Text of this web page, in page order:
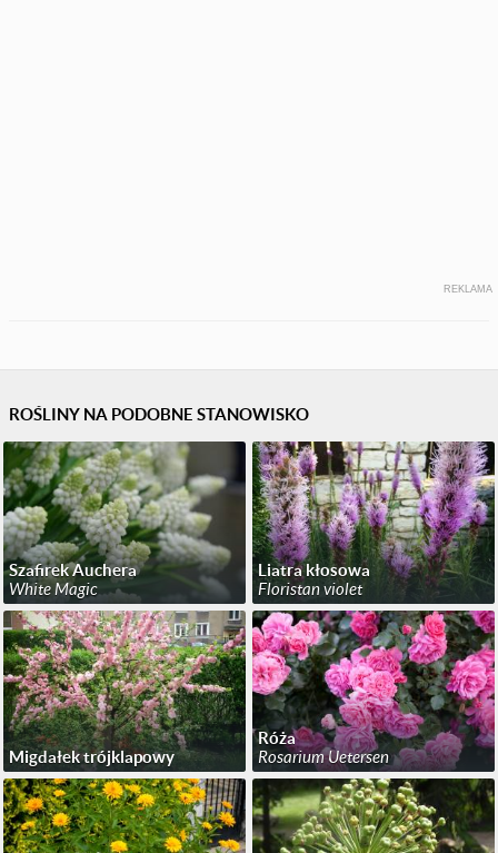
REKLAMA
ROŚLINY NA PODOBNE STANOWISKO
Szafirek Auchera
White Magic
Liatra kłosowa
Floristan violet
Migdałek trójklapowy
Róża
Rosarium Uetersen